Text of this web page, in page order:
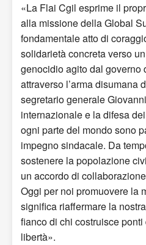
«La Flai Cgil esprime il
alla missione della Global
fondamentale atto di
solidarietà concreta verso
genocidio agito dal governo
attraverso l’arma disumana
segretario generale
internazionale e la difesa
ogni parte del mondo sono
impegno sindacale. Da
sostenere la popolazione
un accordo di collaborazione
Oggi per noi promuovere la
significa riaffermare la
fianco di chi costruisce
libertà».